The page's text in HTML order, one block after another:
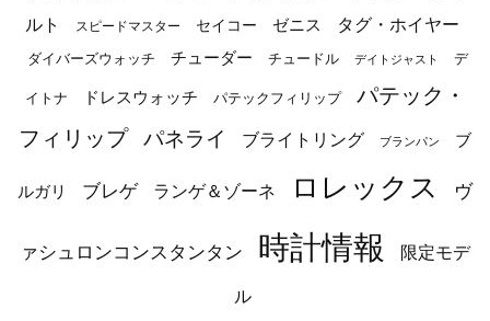
ルト
スピードマスター セイコー ゼニス タグ・ホイヤー
ダイバーズウォッチ チューダー チュードル デイトジャスト デ
イトナ ドレスウォッチ パテックフィリップ
パテック・
フィリップ
パネライ ブライトリング ブランパン ブ
ルガリ ブレゲ ランゲ＆ゾーネ ロレックス ヴ
ァシュロンコンスタンタン 時計情報 限定モデ
ル